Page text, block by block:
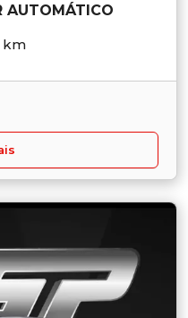
AUTOMÁTICO
km